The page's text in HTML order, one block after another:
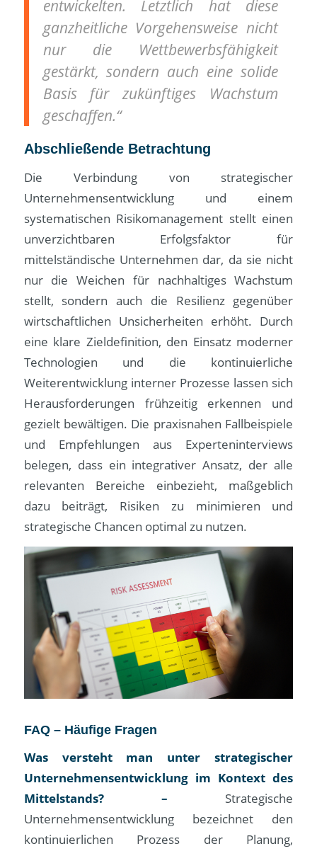
entwickelten. Letztlich hat diese
ganzheitliche Vorgehensweise nicht
nur die Wettbewerbsfähigkeit
gestärkt, sondern auch eine solide
Basis für zukünftiges Wachstum
geschaffen.“
Abschließende Betrachtung
Die Verbindung von strategischer
Unternehmensentwicklung und einem
systematischen Risikomanagement stellt einen
unverzichtbaren Erfolgsfaktor für
mittelständische Unternehmen dar, da sie nicht
nur die Weichen für nachhaltiges Wachstum
stellt, sondern auch die Resilienz gegenüber
wirtschaftlichen Unsicherheiten erhöht. Durch
eine klare Zieldefinition, den Einsatz moderner
Technologien und die kontinuierliche
Weiterentwicklung interner Prozesse lassen sich
Herausforderungen frühzeitig erkennen und
gezielt bewältigen. Die praxisnahen Fallbeispiele
und Empfehlungen aus Experteninterviews
belegen, dass ein integrativer Ansatz, der alle
relevanten Bereiche einbezieht, maßgeblich
dazu beiträgt, Risiken zu minimieren und
strategische Chancen optimal zu nutzen.
FAQ – Häufige Fragen
Was versteht man unter strategischer
Unternehmensentwicklung im Kontext des
Mittelstands? – Strategische
Unternehmensentwicklung bezeichnet den
kontinuierlichen Prozess der Planung,